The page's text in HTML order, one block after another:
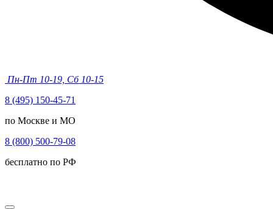
Пн-Пт 10-19, Сб 10-15
8 (495) 150-45-71
по Москве и МО
8 (800) 500-79-08
бесплатно по РФ